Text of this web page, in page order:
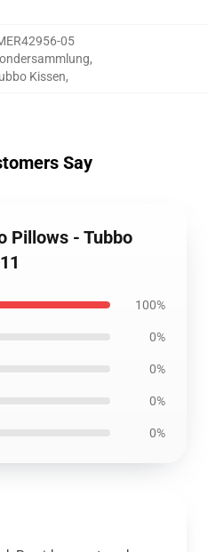
05
,
Kissen,
Say
Pillows - Tubbo
100%
0%
0%
0%
0%